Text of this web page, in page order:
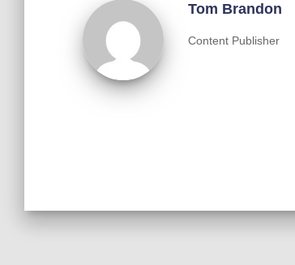
Tom Brandon
Content Publisher